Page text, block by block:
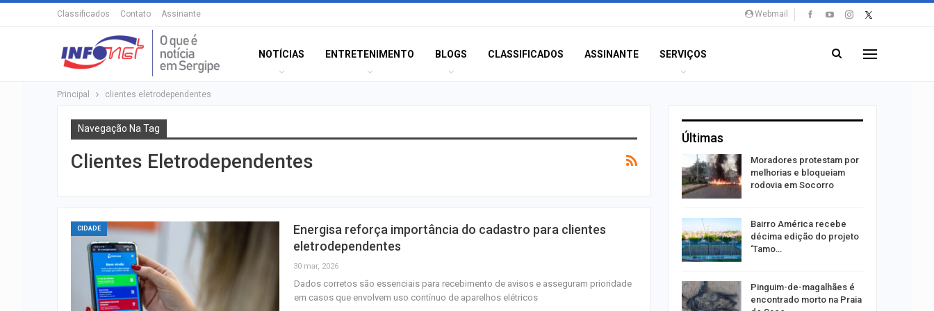
Webmail
Classificados Contato Assinante
NOTÍCIAS ENTRETENIMENTO BLOGS CLASSIFICADOS ASSINANTE SERVIÇOS
Principal clientes eletrodependentes
Navegação Na Tag
Clientes Eletrodependentes
CIDADE
Energisa reforça importância do cadastro para clientes
eletrodependentes
30 mar, 2026
Dados corretos são essenciais para recebimento de avisos e asseguram prioridade
em casos que envolvem uso contínuo de aparelhos elétricos
Últimas
Anvisa desmente boato
CPI das Concessões
retoma trabalhos na
Homem é preso horas
Moradores protestam por
melhorias e bloqueiam
rodovia em Socorro
Bairro América recebe
décima edição do projeto
‘Tamo…
Pinguim-de-magalhães é
encontrado morto na Praia